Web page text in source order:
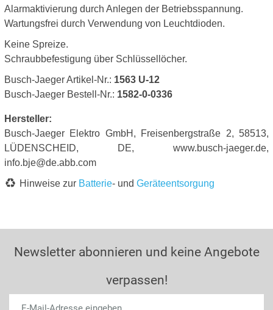
Alarmaktivierung durch Anlegen der Betriebsspannung.
Wartungsfrei durch Verwendung von Leuchtdioden.
Keine Spreize.
Schraubbefestigung über Schlüssellöcher.
Busch-Jaeger Artikel-Nr.: 1563 U-12
Busch-Jaeger Bestell-Nr.: 1582-0-0336
Hersteller:
Busch-Jaeger Elektro GmbH, Freisenbergstraße 2, 58513,
LÜDENSCHEID, DE, www.busch-jaeger.de,
info.bje@de.abb.com
Hinweise zur Batterie- und Geräteentsorgung
Newsletter abonnieren und keine Angebote
verpassen!